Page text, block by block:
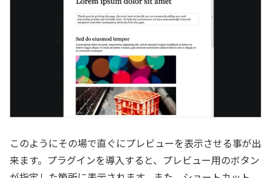
このようにその場で直ぐにプレビューを表示させる事が出
来ます。プラグインを導入すると、プレビュー用のボタン